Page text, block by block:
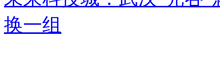
换一组